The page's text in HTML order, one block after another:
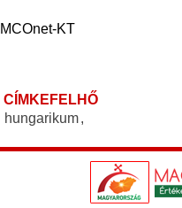
MCOnet-KT
CÍMKEFELHŐ
hungarikum,